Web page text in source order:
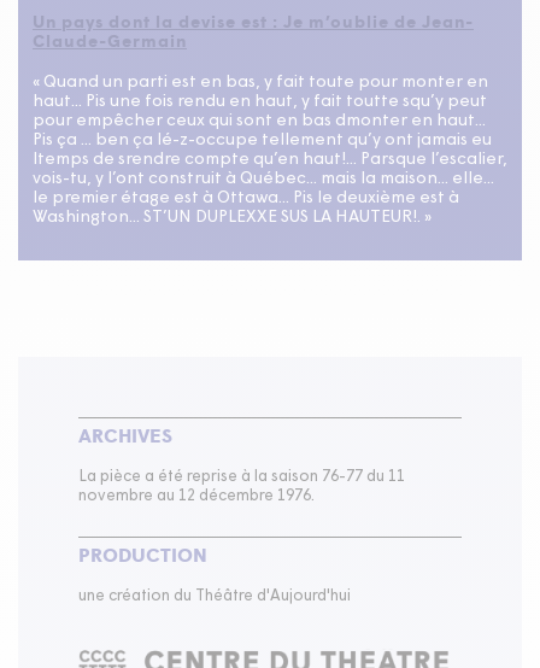
Un pays dont la devise est : Je m’oublie de Jean-
Claude-Germain
« Quand un parti est en bas, y fait toute pour monter en
haut... Pis une fois rendu en haut, y fait toutte squ’y peut
pour empêcher ceux qui sont en bas dmonter en haut...
Pis ça ... ben ça lé-z-occupe tellement qu’y ont jamais eu
ltemps de srendre compte qu’en haut!... Parsque l’escalier,
vois-tu, y l’ont construit à Québec... mais la maison... elle...
le premier étage est à Ottawa... Pis le deuxième est à
Washington... ST’UN DUPLEXXE SUS LA HAUTEUR!. »
ARCHIVES
La pièce a été reprise à la saison 76-77 du 11
novembre au 12 décembre 1976.
PRODUCTION
une création du Théâtre d'Aujourd'hui